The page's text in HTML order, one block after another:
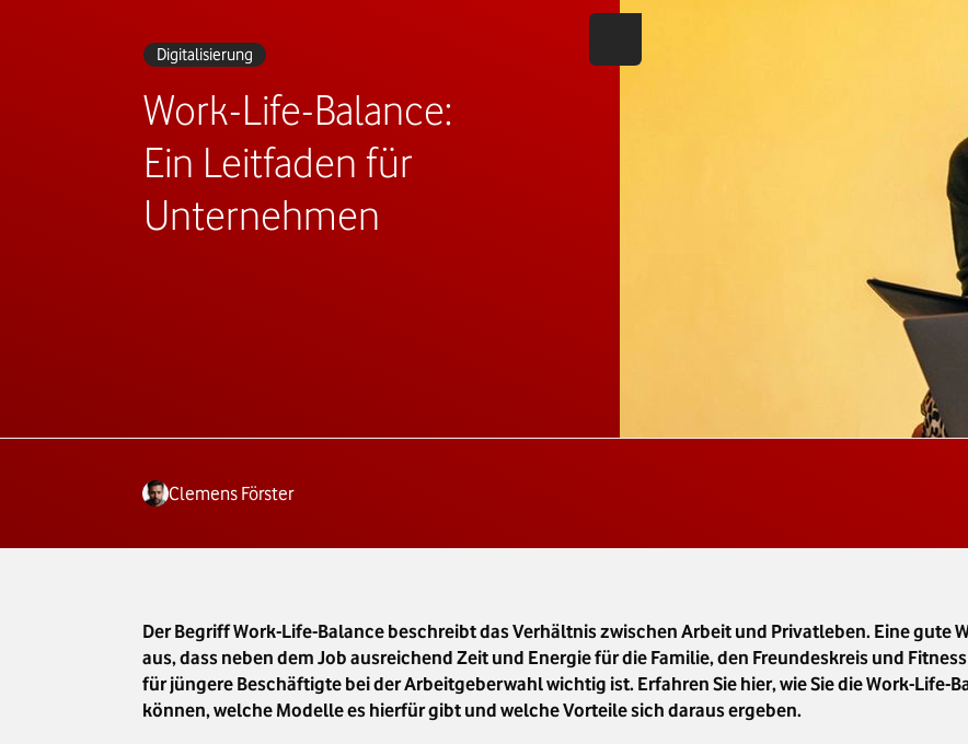
Digitalisierung
Work-Life-Balance:
Ein Leitfaden für
Unternehmen
Clemens Förster
Der Begriff Work-Life-Balance beschreibt das Verhältnis zwischen Arbeit und Privatleben. Eine gute
aus, dass neben dem Job ausreichend Zeit und Energie für die Familie, den Freundeskreis und
für jüngere Beschäftigte bei der Arbeitgeberwahl wichtig ist. Erfahren Sie hier, wie Sie die Work-Life-
können, welche Modelle es hierfür gibt und welche Vorteile sich daraus ergeben.